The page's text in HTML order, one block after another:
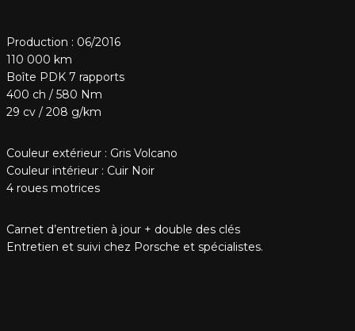
Production : 06/2016
110 000 km
Boîte PDK 7 rapports
400 ch / 580 Nm
29 cv / 208 g/km
Couleur extérieur : Gris Volcano
Couleur intérieur : Cuir Noir
4 roues motrices
Carnet d’entretien à jour + double des clés
Entretien et suivi chez Porsche et spécialistes.